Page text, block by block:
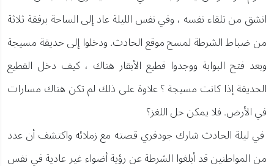
انشق من تلقاء نفسه ، وفي نفس الليلة عاد إلى الساحة برفقة ثلاثة
من ضباط الشرطة لمسح موقع الحادث. ودخلوا إلى حديقة مسيجة
وبعد فتح البوابة ووجدوا قطيع الأبقار هناك ، كيف دخل القطيع
الحديقة إذا كانت مسيجة ؟ علاوة على ذلك لم تكن هناك مسارات
في الأرض. فلا يمكن حل اللغز؟
في ليلة الحادث شارك جودفري قصته مع زملائه واكتشف أن عدد
من المواطنين قد أبلغوا الشرطة عن رؤية أضواء غير عادية في نفس